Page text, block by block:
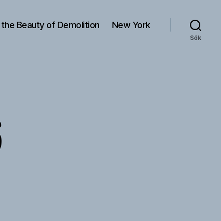
the Beauty of Demolition New York
Sök